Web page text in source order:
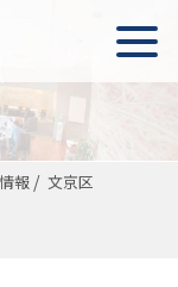
報
文京区